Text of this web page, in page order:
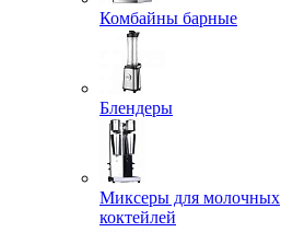
Комбайны барные
Блендеры
Миксеры для молочных
коктейлей